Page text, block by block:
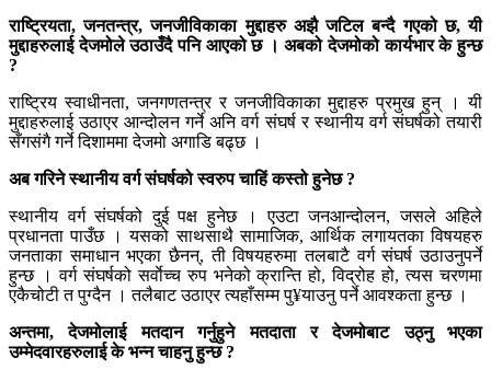
राष्ट्रियता, जनतन्त्र, जनजीविकाका मुद्दाहरु अझै जटिल बन्दै गएको छ, यी
मुद्दाहरुलाई देजमोले उठाउँदै पनि आएको छ । अबको देजमोको कार्यभार के हुन्छ
?
राष्ट्रिय स्वाधीनता, जनगणतन्त्र र जनजीविकाका मुद्दाहरु प्रमुख हुन् । यी
मुद्दाहरुलाई उठाएर आन्दोलन गर्ने अनि वर्ग संघर्ष र स्थानीय वर्ग संघर्षको तयारी
सँगसंगै गर्ने दिशाममा देजमो अगाडि बढ्छ ।
अब गरिने स्थानीय वर्ग संघर्षको स्वरुप चाहिं कस्तो हुनेछ ?
स्थानीय वर्ग संघर्षको दुई पक्ष हुनेछ । एउटा जनआन्दोलन, जसले अहिले
प्रधानता पाउँछ । यसको साथसाथै सामाजिक, आर्थिक लगायतका विषयहरु
जनताका समाधान भएका छैनन्, ती विषयहरुमा तलबाटै वर्ग संघर्ष उठाउनुपर्ने
हुन्छ । वर्ग संघर्षको सर्वाेच्च रुप भनेको क्रान्ति हो, विद्रोह हो, त्यस चरणमा
एकैचोटी त पुग्दैन । तलैबाट उठाएर त्यहाँसम्म पु¥याउनु पर्ने आवश्कता हुन्छ ।
अन्तमा, देजमोलाई मतदान गर्नुहुने मतदाता र देजमोबाट उठ्नु भएका
उम्मेदवारहरुलाई के भन्न चाहनु हुन्छ ?